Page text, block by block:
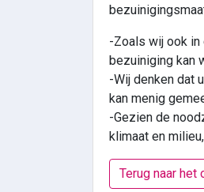
-Zoals wij ook
bezuiniging kan
-Wij denken dat
kan menig
-Gezien de
klimaat en
Terug naar het